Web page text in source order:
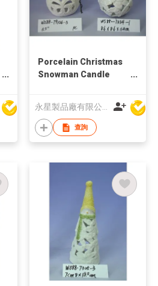
Porcelain Christmas
Snowman Candle
查詢